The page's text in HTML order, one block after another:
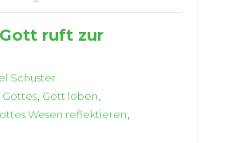
ruft zur
Schuster
Gott loben
Wesen reflektieren